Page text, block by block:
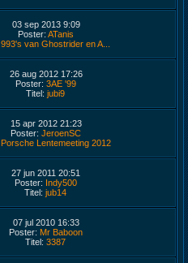
03 sep 2013 9:09
Poster: ATanis
993's van Ghostrider en A...
26 aug 2012 17:26
Poster: 3AE '99
Titel: jubi9
15 apr 2012 21:23
Poster: JeroenSC
Porsche Lentemeeting 2012
27 jun 2011 20:51
Poster: Indy500
Titel: jub14
07 jul 2010 16:33
Poster: Mr Baboon
Titel: 3387